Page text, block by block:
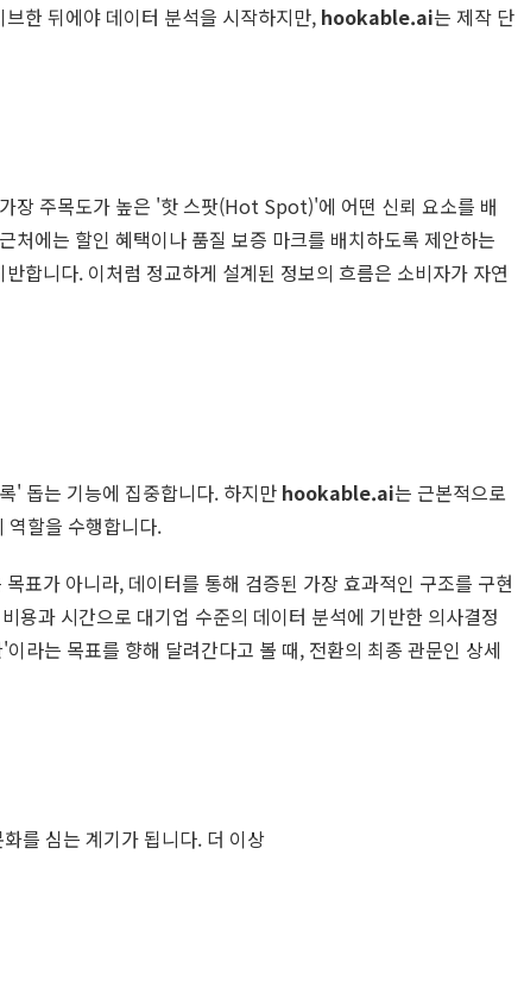
한 뒤에야 데이터 분석을 시작하지만, hookable.ai는 제작 단
장 주목도가 높은 '핫 스팟(Hot Spot)'에 어떤 신뢰 요소를 배
처에는 할인 혜택이나 품질 보증 마크를 배치하도록 제안하는
합니다. 이처럼 정교하게 설계된 정보의 흐름은 소비자가 자연
' 돕는 기능에 집중합니다. 하지만 hookable.ai는 근본적으로
역할을 수행합니다.
표가 아니라, 데이터를 통해 검증된 가장 효과적인 구조를 구현
용과 시간으로 대기업 수준의 데이터 분석에 기반한 의사결정
라는 목표를 향해 달려간다고 볼 때, 전환의 최종 관문인 상세
를 심는 계기가 됩니다. 더 이상